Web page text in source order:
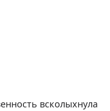
всколыхнула